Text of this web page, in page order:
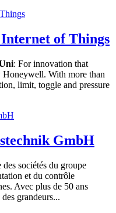
of Things
: For innovation that
Honeywell. With more than
limit, toggle and pressure
GmbH
sociétés du groupe
et du contrôle
Avec plus de 50 ans
grandeurs...